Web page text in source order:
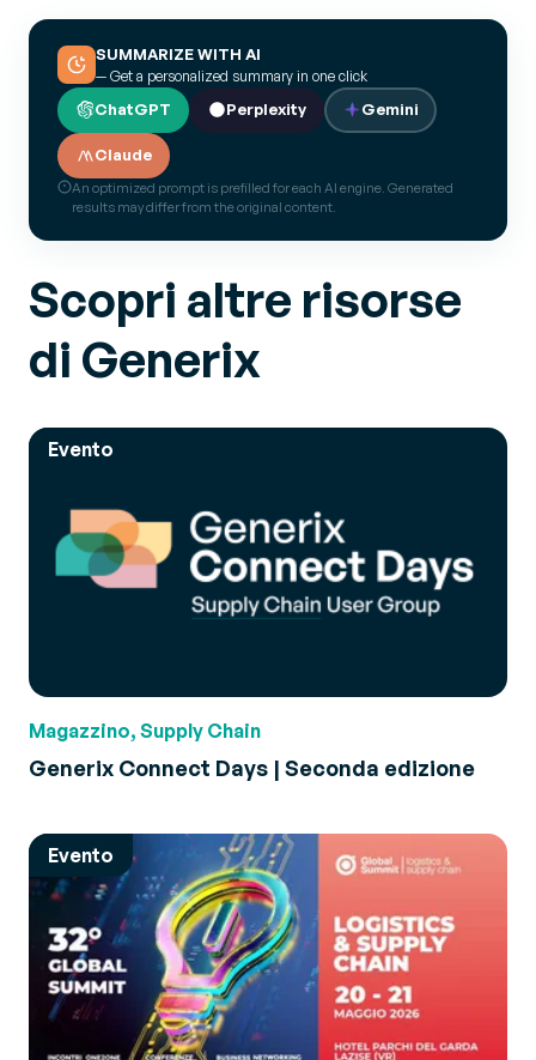
SUMMARIZE WITH AI
— Get a personalized summary in one click
ChatGPT Perplexity Gemini
Claude
An optimized prompt is prefilled for each AI engine. Generated
results may differ from the original content.
Scopri altre risorse
di Generix
Evento
Magazzino, Supply Chain
Generix Connect Days | Seconda edizione
Evento